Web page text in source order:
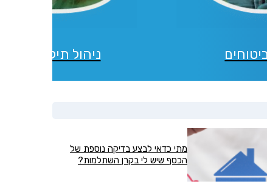
ניהול תיקי
מתי כדאי לבצע בדיקה נוספת של
הכסף שיש לי בקרן השתלמות?